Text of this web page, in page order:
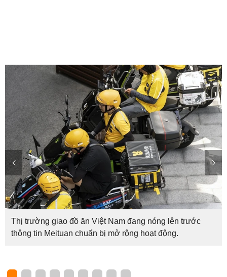
Thị trường giao đồ ăn Việt Nam đang nóng lên trước
thông tin Meituan chuẩn bị mở rộng hoạt động.